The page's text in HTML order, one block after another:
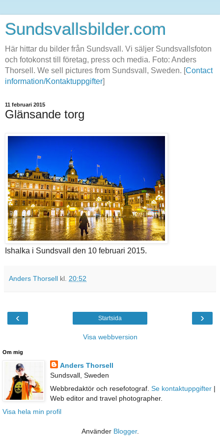
Sundsvallsbilder.com
Här hittar du bilder från Sundsvall. Vi säljer Sundsvallsfoton
och fotokonst till företag, press och media. Foto: Anders
Thorsell. We sell pictures from Sundsvall, Sweden. [Contact
information/Kontaktuppgifter]
11 februari 2015
Glänsande torg
Ishalka i Sundsvall den 10 februari 2015.
Anders Thorsell kl. 20:52
‹ ›
Startsida
Visa webbversion
Om mig
Anders Thorsell
Sundsvall, Sweden
Webbredaktör och resefotograf. Se kontaktuppgifter|
Web editor and travel photographer.
Visa hela min profil
Använder Blogger.